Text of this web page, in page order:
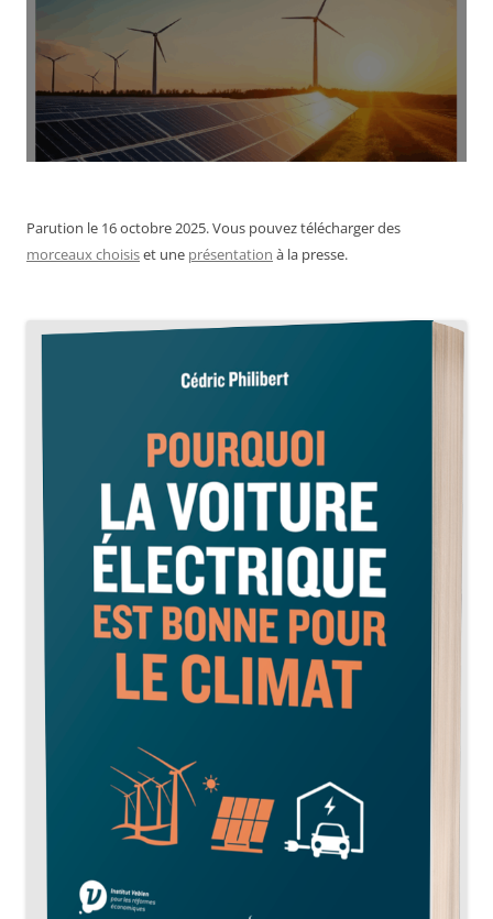
Parution le 16 octobre 2025. Vous pouvez télécharger des
morceaux choisiset une présentation à la presse.